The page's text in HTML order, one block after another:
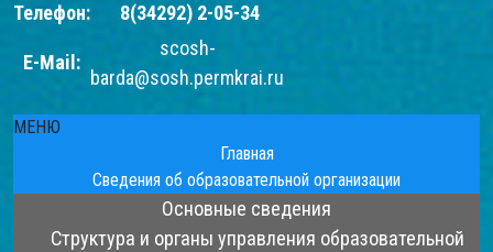
Телефон: 8(34292) 2-05-34
E-Mail:
scosh-
barda@sosh.permkrai.ru
МЕНЮ
Главная
Сведения об образовательной организации
Основные сведения
Структура и органы управления образовательной